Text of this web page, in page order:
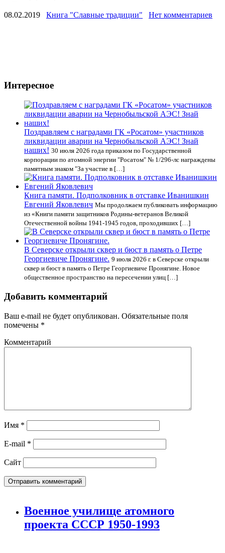
08.02.2019 Книга "Славные традиции" Нет комментариев
Интересное
Поздравляем с наградами ГК «Росатом» участников
ликвидации аварии на Чернобыльской АЭС! Знай
наших! 30 июля 2026 года приказом по Государственной
корпорации по атомной энергии "Росатом" № 1/296-лс награждены
памятным знаком "За участие в […]
Книга памяти. Подполковник в отставке Иванишкин
Евгений Яковлевич Мы продолжаем публиковать информацию
из «Книги памяти защитников Родины-ветеранов Великой
Отечественной войны 1941-1945 годов, проходивших […]
В Северске открыли сквер и бюст в память о Петре
Георгиевиче Пронягине. 9 июля 2026 г. в Северске открыли
сквер и бюст в память о Петре Георгиевиче Пронягине. Новое
общественное пространство на пересечении улиц […]
Добавить комментарий
Ваш e-mail не будет опубликован. Обязательные поля
помечены *
Комментарий
Имя *
E-mail *
Сайт
Военное училище атомного
проекта СССР 1950-1993